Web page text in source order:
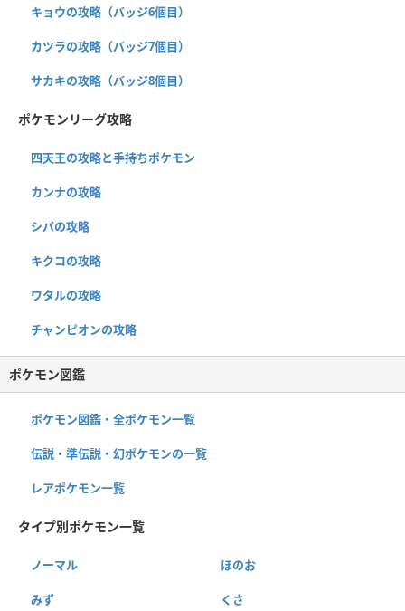
キョウの攻略（バッジ6個目）
カツラの攻略（バッジ7個目）
サカキの攻略（バッジ8個目）
ポケモンリーグ攻略
四天王の攻略と手持ちポケモン
カンナの攻略
シバの攻略
キクコの攻略
ワタルの攻略
チャンピオンの攻略
ポケモン図鑑
ポケモン図鑑・全ポケモン一覧
伝説・準伝説・幻ポケモンの一覧
レアポケモン一覧
タイプ別ポケモン一覧
ノーマル ほのお
みず くさ